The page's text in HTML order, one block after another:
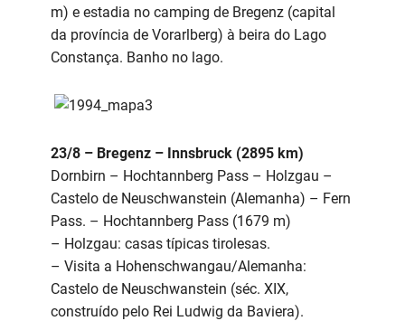
m) e estadia no camping de Bregenz (capital
da província de Vorarlberg) à beira do Lago
Constança. Banho no lago.
23/8 – Bregenz – Innsbruck (2895 km)
Dornbirn – Hochtannberg Pass – Holzgau –
Castelo de Neuschwanstein (Alemanha) – Fern
Pass. – Hochtannberg Pass (1679 m)
– Holzgau: casas típicas tirolesas.
– Visita a Hohenschwangau/Alemanha:
Castelo de Neuschwanstein (séc. XIX,
construído pelo Rei Ludwig da Baviera).